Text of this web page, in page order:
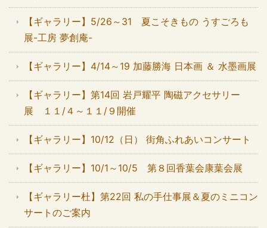
【ギャラリー】5/26～31 夏こそきもの うすごろも
展-工房 夢創庵-
【ギャラリー】4/14～19 加藤勝海 日本画 ＆ 水墨画展
【ギャラリー】第14回 岩戸耀平 陶磁アクセサリー
展 １１/４～１１/９開催
【ギャラリー】10/12（日） 街角ふれあいコンサート
【ギャラリー】10/1～10/5 第８回香葉会康葉会展
【ギャラリー杜】第22回 私の手仕事展＆夏のミニコン
サートのご案内